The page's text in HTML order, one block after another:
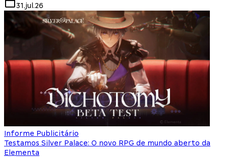
31.jul.26
Informe Publicitário
Testamos Silver Palace: O novo RPG de mundo aberto da
Elementa